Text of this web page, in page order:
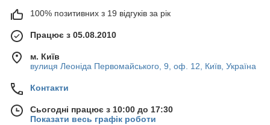
100% позитивних з 19 відгуків за рік
Працює з 05.08.2010
м. Київ
вулиця Леоніда Первомайського, 9, оф. 12, Київ, Україна
Контакти
Сьогодні працює з 10:00 до 17:30
Показати весь графік роботи